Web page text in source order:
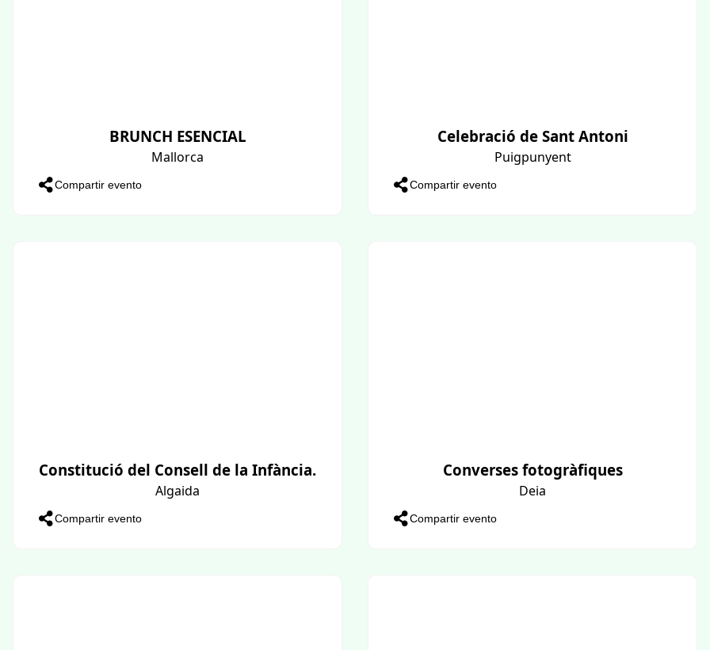
BRUNCH ESENCIAL
Mallorca
Compartir evento
Celebració de Sant Antoni
Puigpunyent
Compartir evento
Constitució del Consell de la Infància.
Algaida
Compartir evento
Converses fotogràfiques
Deia
Compartir evento